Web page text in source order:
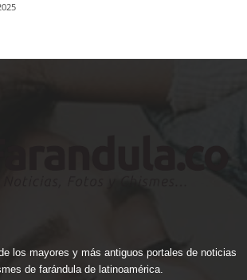
los mayores y más antiguos portales de noticias
de farándula de latinoamérica.